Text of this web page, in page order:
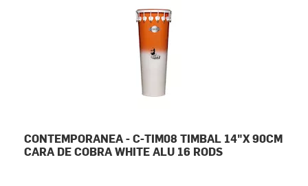
CONTEMPORANEA - C-TIM08 TIMBAL 14"X 90CM
CARA DE COBRA WHITE ALU 16 RODS